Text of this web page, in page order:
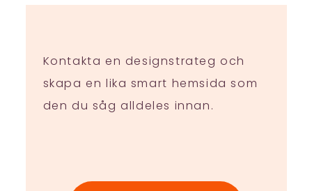
Kontakta en designstrateg och
skapa en lika smart hemsida som
den du såg alldeles innan.